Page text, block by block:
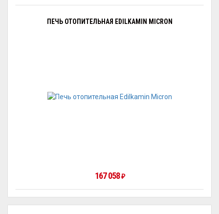
ПЕЧЬ ОТОПИТЕЛЬНАЯ EDILKAMIN MICRON
167 058₽